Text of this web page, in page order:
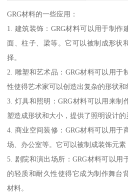
GRG材料的一些应用：
1. 建筑装饰：GRG材料可以用于制作
面、柱子、梁等。它可以被制成形状
择。
2. 雕塑和艺术品：GRG材料可以用于
性使得艺术家可以创造出复杂的形状和
3. 灯具和照明：GRG材料可以用来制
塑造成形状和大小，提供了照明设计的
4. 商业空间装修：GRG材料可以用于
场、办公室等。它可以被制成装饰元素
5. 剧院和演出场所：GRG材料可以用
的轻质和耐久性使得它成为制作舞台
材料。